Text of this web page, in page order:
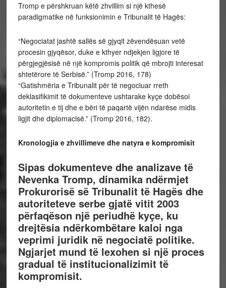
Tromp e përshkruan këtë zhvillim si një kthesë
paradigmatike në funksionimin e Tribunalit të Hagës:
“Negociatat jashtë sallës së gjyqit zëvendësuan vetë
procesin gjyqësor, duke e kthyer ndjekjen ligjore të
përgjegjësisë në një kompromis politik që mbrojti interesat
shtetërore të Serbisë.” (Tromp 2016, 178)
“Gatishmëria e Tribunalit për të negociuar rreth
deklasifikimit të dokumenteve ushtarake kyçe dobësoi
autoritetin e tij dhe e bëri të paqartë vijën ndarëse midis
ligjit dhe diplomacisë.” (Tromp 2016, 182).
Kronologjia e zhvillimeve dhe natyra e kompromisit
Sipas dokumenteve dhe analizave të
Nevenka Tromp, dinamika ndërmjet
Prokurorisë së Tribunalit të Hagës dhe
autoriteteve serbe gjatë vitit 2003
përfaqëson një periudhë kyçe, ku
drejtësia ndërkombëtare kaloi nga
veprimi juridik në negociatë politike.
Ngjarjet mund të lexohen si një proces
gradual të institucionalizimit të
kompromisit.